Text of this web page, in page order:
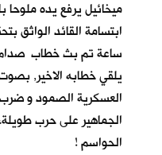
ميخائيل يرفع يده ملوحا
ابتسامة القائد الواثق
ساعة تم بث خطاب
يلقي خطابه الاخير,
العسكرية الصمود و
الجماهير على حرب
الحواسم !